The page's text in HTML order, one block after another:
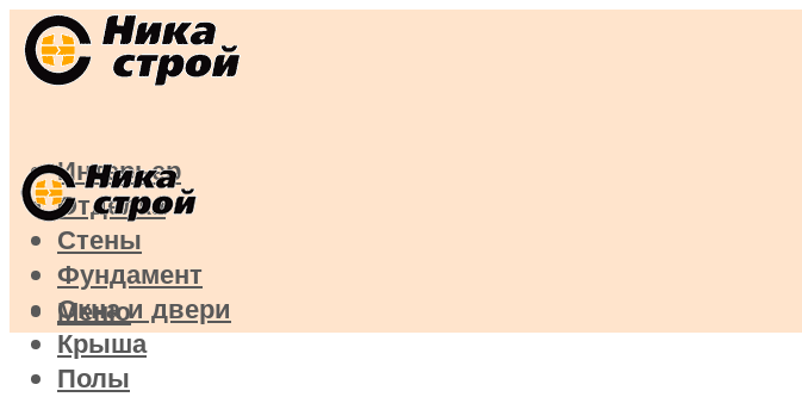
Интерьер
Отделка
Стены
Фундамент
Окна и двери
Крыша
Полы
Меню